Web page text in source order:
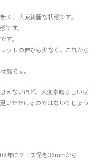
く、大変綺麗な状態です。
です。
す。
ットの伸びも少なく、これから
態です。
えないほど、大変素晴らしい状
いただけるのではないでしょう
年にケース径を36mmから